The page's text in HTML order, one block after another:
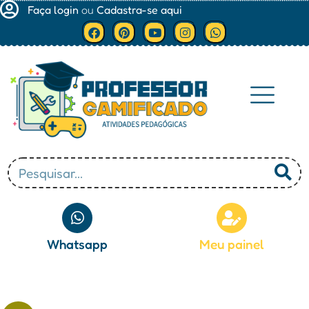
Faça login ou Cadastra-se aqui
Whatsapp Meu painel